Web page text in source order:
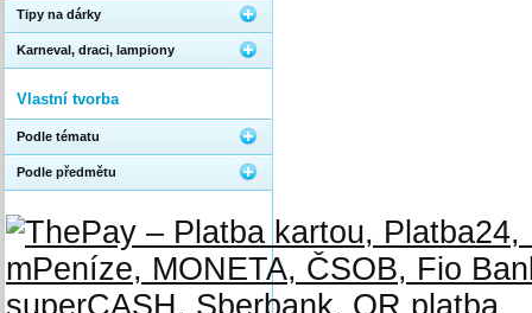
Tipy na dárky
Karneval, draci, lampiony
Vlastní tvorba
Podle tématu
Podle předmětu